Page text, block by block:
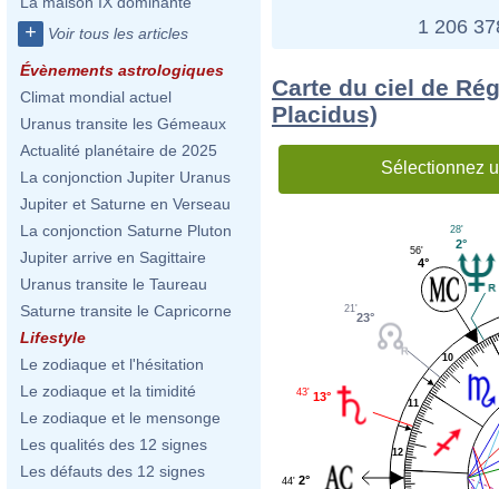
+ Voir tous les articles
Évènements astrologiques
Climat mondial actuel
Uranus transite les Gémeaux
Actualité planétaire de 2025
La conjonction Jupiter Uranus
Jupiter et Saturne en Verseau
La conjonction Saturne Pluton
Jupiter arrive en Sagittaire
Uranus transite le Taureau
Saturne transite le Capricorne
Lifestyle
Le zodiaque et l'hésitation
Le zodiaque et la timidité
Le zodiaque et le mensonge
Les qualités des 12 signes
Les défauts des 12 signes
1 206
Carte du ciel de
Placidus)
Sélectionnez
10
11
12
2°
28'
4°
56'
23°
21'
13°
43'
2°
44'